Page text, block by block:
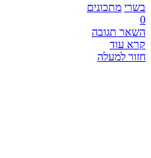
בשרי מתכונים
0
השאר תגובה
קרא עוד
חזור למעלה